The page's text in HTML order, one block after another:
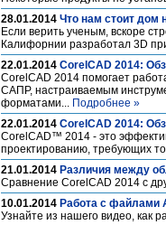
28.01.2014 Что нам стоит дом
Если верить ученым, вскоре
Калифорнии разработал 3D
22.01.2014 CorelCAD 2014:
CorelCAD 2014 помогает
САПР, настраиваемым
форматами... Подробнее »
22.01.2014 CorelCAD 2014:
CorelCAD™ 2014 - это
проектированию, требующих
21.01.2014 Различия между
Сравнение CorelCAD 2014 с
10.01.2014 Работа с файлами
Узнайте из нашего видео, как